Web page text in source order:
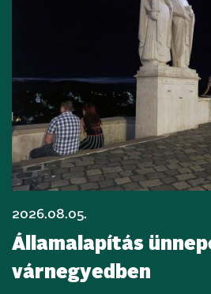
2026.08.05.
Államalapítás
várnegyedben